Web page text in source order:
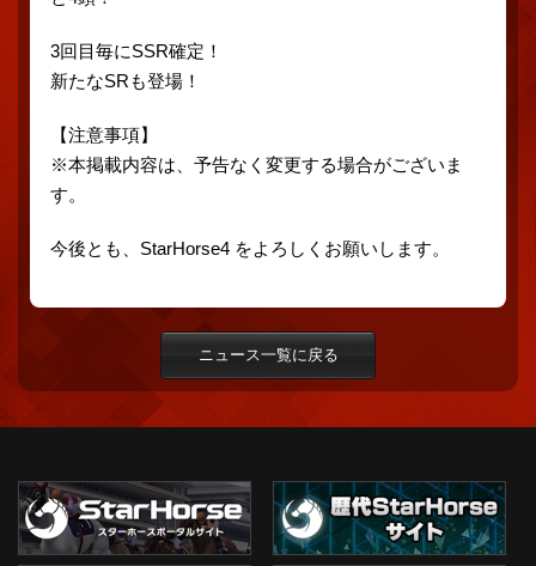
3回目毎にSSR確定！
新たなSRも登場！
【注意事項】
※本掲載内容は、予告なく変更する場合がございま
す。
今後とも、StarHorse4 をよろしくお願いします。
ニュース一覧に戻る